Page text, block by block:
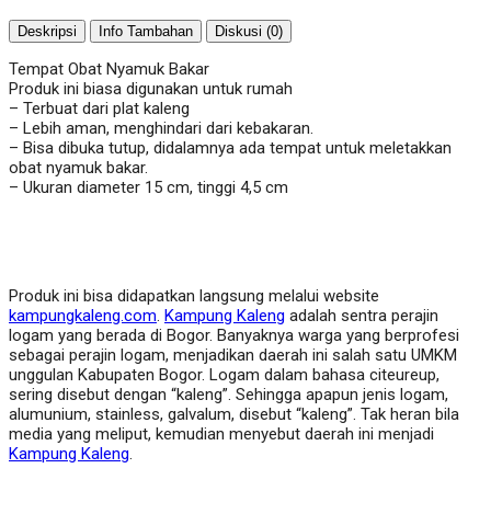
Deskripsi Info Tambahan Diskusi (0)
Tempat Obat Nyamuk Bakar
Produk ini biasa digunakan untuk rumah
– Terbuat dari plat kaleng
– Lebih aman, menghindari dari kebakaran.
– Bisa dibuka tutup, didalamnya ada tempat untuk meletakkan
obat nyamuk bakar.
– Ukuran diameter 15 cm, tinggi 4,5 cm
Produk ini bisa didapatkan langsung melalui website
kampungkaleng.com Kampung Kaleng adalah sentra perajin
logam yang berada di Bogor. Banyaknya warga yang berprofesi
sebagai perajin logam, menjadikan daerah ini salah satu UMKM
unggulan Kabupaten Bogor. Logam dalam bahasa citeureup,
sering disebut dengan “kaleng”. Sehingga apapun jenis logam,
alumunium, stainless, galvalum, disebut “kaleng”. Tak heran bila
media yang meliput, kemudian menyebut daerah ini menjadi
Kampung Kaleng